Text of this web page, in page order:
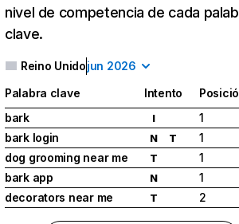
nivel de competencia de cada
clave.
Reino Unidojun 2026
Palabra clave Intento
bark
I
1
bark login
N T
1
dog grooming near me
T
1
bark app
N
1
decorators near me
T 2